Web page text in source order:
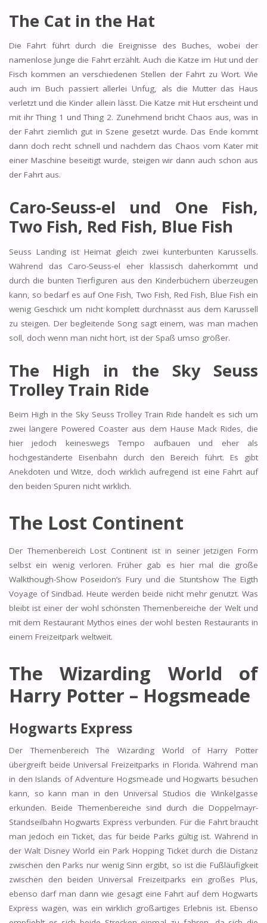
The Cat in the Hat
Die Fahrt führt durch die Ereignisse des Buches, wobei der
namenlose Junge die Fahrt erzählt. Auch die Katze im Hut und der
Fisch kommen an verschiedenen Stellen der Fahrt zu Wort. Wie
auch im Buch passiert allerlei Unfug, als die Mutter das Haus
verletzt und die Kinder allein lässt. Die Katze mit Hut erscheint und
mit ihr Thing 1 und Thing 2. Zunehmend bricht Chaos aus, was in
der Fahrt ziemlich gut in Szene gesetzt wurde. Das Ende kommt
dann doch recht schnell und nachdem das Chaos vom Kater mit
einer Maschine beseitigt wurde, steigen wir dann auch schon aus
der Fahrt aus.
Caro-Seuss-el und One Fish,
Two Fish, Red Fish, Blue Fish
Seuss Landing ist Heimat gleich zwei kunterbunten Karussells.
Während das Caro-Seuss-el eher klassisch daherkommt und
durch die bunten Tierfiguren aus den Kinderbüchern überzeugen
kann, so bedarf es auf One Fish, Two Fish, Red Fish, Blue Fish ein
wenig Geschick um nicht komplett durchnässt aus dem Karussell
zu steigen. Der begleitende Song sagt einem, was man machen
soll, doch wenn man nicht hört, ist der Spaß umso größer.
The High in the Sky Seuss
Trolley Train Ride
Beim High in the Sky Seuss Trolley Train Ride handelt es sich um
zwei längere Powered Coaster aus dem Hause Mack Rides, die
hier jedoch keineswegs Tempo aufbauen und eher als
hochgeständerte Eisenbahn durch den Bereich führt. Es gibt
Anekdoten und Witze, doch wirklich aufregend ist eine Fahrt auf
den beiden Spuren nicht wirklich.
The Lost Continent
Der Themenbereich Lost Continent ist in seiner jetzigen Form
selbst ein wenig verloren. Früher gab es hier mal die große
Walkthough-Show Poseidon’s Fury und die Stuntshow The Eigth
Voyage of Sindbad. Heute werden beide nicht mehr genutzt. Was
bleibt ist einer der wohl schönsten Themenbereiche der Welt und
mit dem Restaurant Mythos eines der wohl besten Restaurants in
einem Freizeitpark weltweit.
The Wizarding World of
Harry Potter – Hogsmeade
Hogwarts Express
Der Themenbereich The Wizarding World of Harry Potter
übergreift beide Universal Freizeitparks in Florida. Während man
in den Islands of Adventure Hogsmeade und Hogwarts besuchen
kann, so kann man in den Universal Studios die Winkelgasse
erkunden. Beide Themenbereiche sind durch die Doppelmayr-
Standseilbahn Hogwarts Express verbunden. Für die Fahrt braucht
man jedoch ein Ticket, das für beide Parks gültig ist. Während in
der Walt Disney World ein Park Hopping Ticket durch die Distanz
zwischen den Parks nur wenig Sinn ergibt, so ist die Fußläufigkeit
zwischen den beiden Universal Freizeitparks ein großes Plus,
ebenso darf man dann wie gesagt eine Fahrt auf dem Hogwarts
Express wagen, was ein wirklich großartiges Erlebnis ist. Ebenso